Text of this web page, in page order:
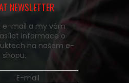
NEWSLETTER
e-mail a my vám
informace o
na našem e-
shopu.
E-mail